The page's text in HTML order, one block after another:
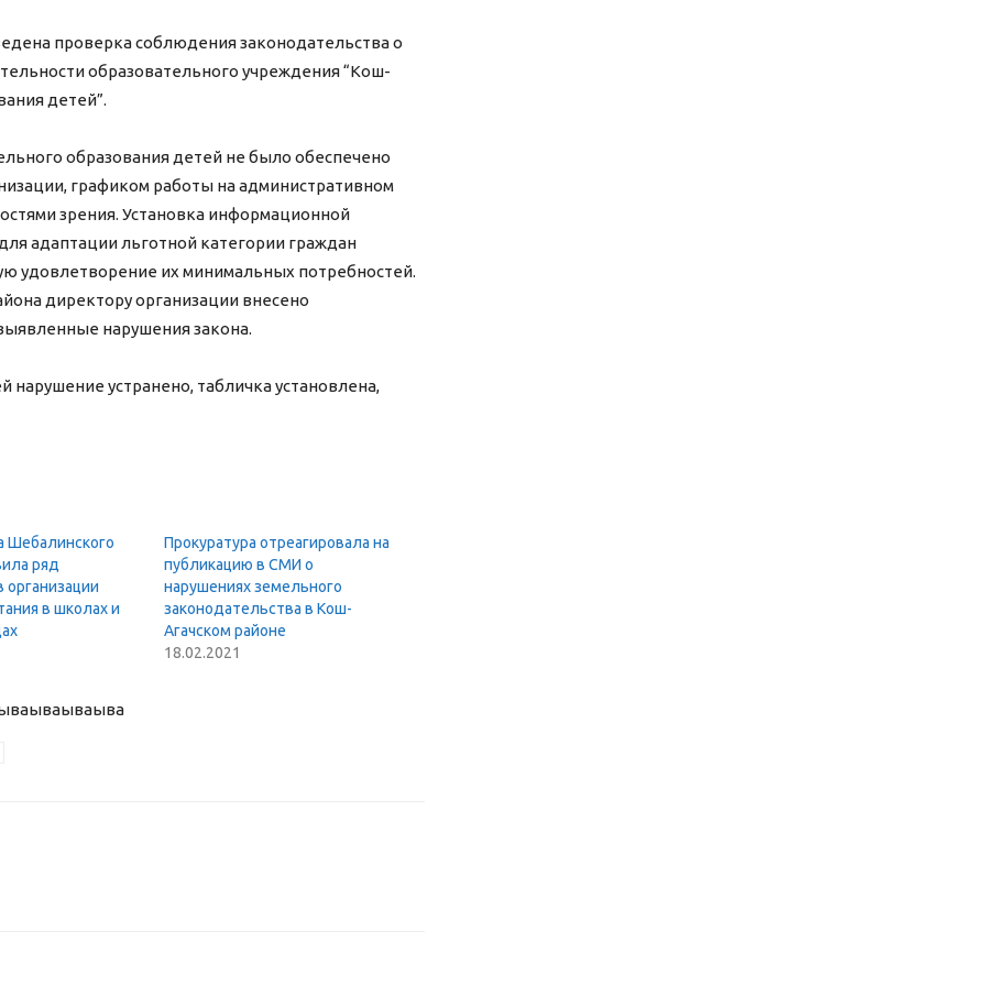
проверка соблюдения законодательства о
образовательного учреждения “Кош-
детей”.
образования детей не было обеспечено
графиком работы на административном
зрения. Установка информационной
адаптации льготной категории граждан
удовлетворение их минимальных потребностей.
директору организации внесено
нарушения закона.
нарушение устранено, табличка установлена,
Шебалинского
ряд
организации
в школах и
Прокуратура отреагировала на
публикацию в СМИ о
нарушениях земельного
законодательства в Кош-
Агачском районе
18.02.2021
ываываыва